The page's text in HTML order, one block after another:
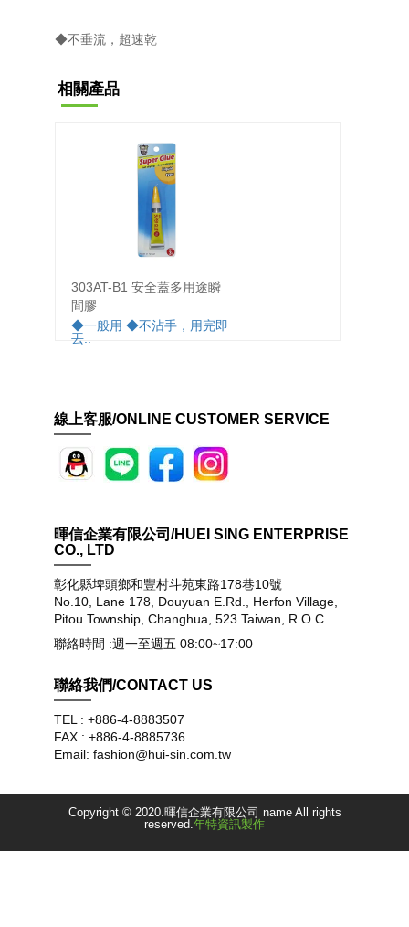
◆不垂流，超速乾
相關產品
303AT-B1 安全蓋多用途瞬
間膠
◆一般用 ◆不沾手，用完即
丟..
線上客服/ONLINE CUSTOMER SERVICE
暉信企業有限公司/HUEI SING ENTERPRISE
CO., LTD
彰化縣埤頭鄉和豐村斗苑東路178巷10號
No.10, Lane 178, Douyuan E.Rd., Herfon Village,
Pitou Township, Changhua, 523 Taiwan, R.O.C.
聯絡時間 :週一至週五 08:00~17:00
聯絡我們/CONTACT US
TEL : +886-4-8883507
FAX : +886-4-8885736
Email: fashion@hui-sin.com.tw
Copyright © 2020.暉信企業有限公司 name All rights
reserved. 年特資訊製作